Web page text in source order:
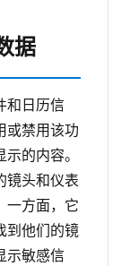
据
和日历信
或禁用该功
的内容。
镜头和仪表
一方面，它
到他们的镜
示敏感信